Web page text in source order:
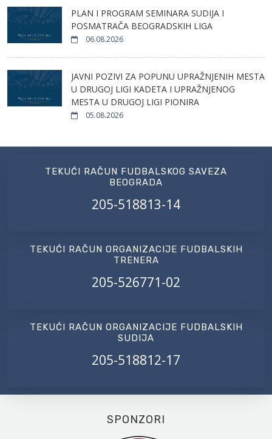
PLAN I PROGRAM SEMINARA SUDIJA I
POSMATRAČA BEOGRADSKIH LIGA
06.08.2026
JAVNI POZIVI ZA POPUNU UPRAŽNJENIH MESTA
U DRUGOJ LIGI KADETA I UPRAŽNJENOG
MESTA U DRUGOJ LIGI PIONIRA
05.08.2026
TEKUĆI RAČUN FUDBALSKOG SAVEZA
BEOGRADA
205-518813-14
TEKUĆI RAČUN ORGANIZACIJE FUDBALSKIH
TRENERA
205-526771-02
TEKUĆI RAČUN ORGANIZACIJE FUDBALSKIH
SUDIJA
205-518812-17
SPONZORI